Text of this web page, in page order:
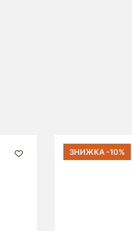
ЗНИЖКА -10%